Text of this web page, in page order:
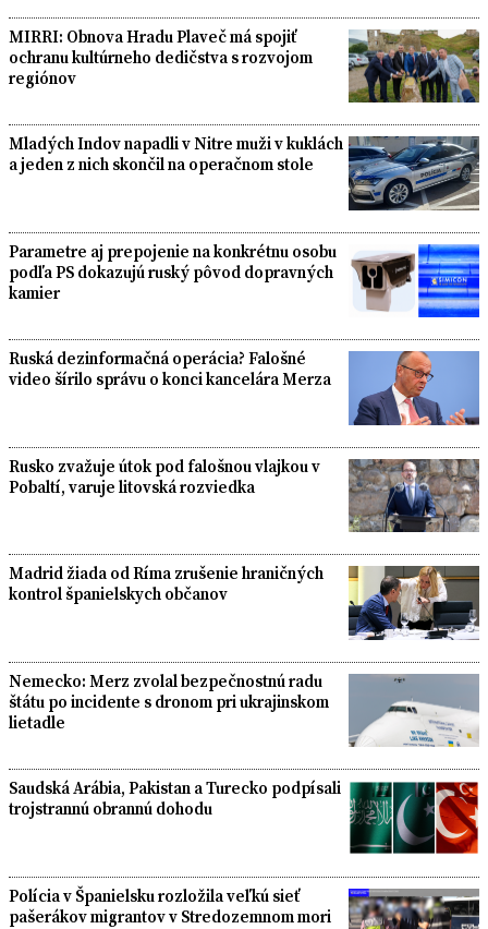
MIRRI: Obnova Hradu Plaveč má spojiť
ochranu kultúrneho dedičstva s rozvojom
regiónov
Mladých Indov napadli v Nitre muži v kuklách
a jeden z nich skončil na operačnom stole
Parametre aj prepojenie na konkrétnu osobu
podľa PS dokazujú ruský pôvod dopravných
kamier
Ruská dezinformačná operácia? Falošné
video šírilo správu o konci kancelára Merza
Rusko zvažuje útok pod falošnou vlajkou v
Pobaltí, varuje litovská rozviedka
Madrid žiada od Ríma zrušenie hraničných
kontrol španielskych občanov
Nemecko: Merz zvolal bezpečnostnú radu
štátu po incidente s dronom pri ukrajinskom
lietadle
Saudská Arábia, Pakistan a Turecko podpísali
trojstrannú obrannú dohodu
Polícia v Španielsku rozložila veľkú sieť
pašerákov migrantov v Stredozemnom mori